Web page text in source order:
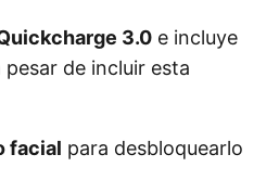
3.0 e incluye
de incluir esta
facial para desbloquearlo